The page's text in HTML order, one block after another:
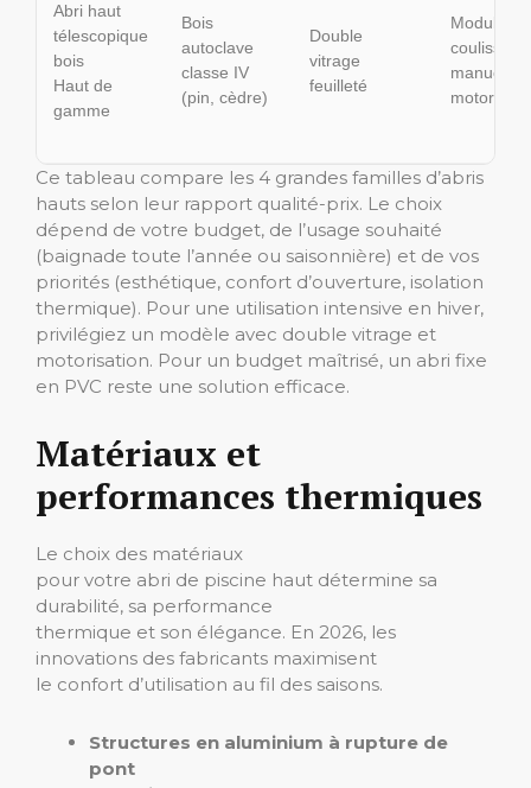
Abri haut
télescopique
bois
Haut de
gamme
Bois
autoclave
classe IV
(pin, cèdre)
Double
vitrage
feuilleté
Modules
manuels
motorisés
Ce tableau compare les 4 grandes familles d’abris
hauts selon leur rapport qualité-prix. Le choix
dépend de votre budget, de l’usage souhaité
(baignade toute l’année ou saisonnière) et de vos
priorités (esthétique, confort d’ouverture, isolation
thermique). Pour une utilisation intensive en hiver,
privilégiez un modèle avec double vitrage et
motorisation. Pour un budget maîtrisé, un abri fixe
en PVC reste une solution efficace.
Matériaux et
performances thermiques
Le choix des matériaux
pour votre abri de piscine haut détermine sa
durabilité, sa performance
thermique et son élégance. En 2026, les
innovations des fabricants maximisent
le confort d’utilisation au fil des saisons.
Structures en aluminium à rupture de
pont